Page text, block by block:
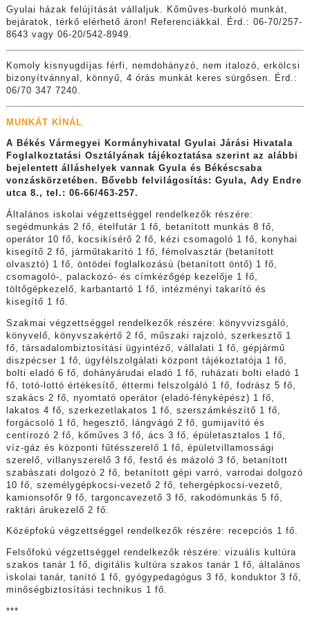
Gyulai házak felújítását vállaljuk. Kőműves-burkoló munkát,
bejáratok, térkő elérhető áron! Referenciákkal. Érd.: 06-70/257-
8643 vagy 06-20/542-8949.
Komoly kisnyugdíjas férfi, nemdohányzó, nem italozó, erkölcsi
bizonyítvánnyal, könnyű, 4 órás munkát keres sürgősen. Érd.:
06/70 347 7240.
MUNKÁT KÍNÁL
A Békés Vármegyei Kormányhivatal Gyulai Járási Hivatala
Foglalkoztatási Osztályának tájékoztatása szerint az alábbi
bejelentett álláshelyek vannak Gyula és Békéscsaba
vonzáskörzetében. Bővebb felvilágosítás: Gyula, Ady Endre
utca 8., tel.: 06-66/463-257.
Általános iskolai végzettséggel rendelkezők részére:
segédmunkás 2 fő, ételfutár 1 fő, betanított munkás 8 fő,
operátor 10 fő, kocsikísérő 2 fő, kézi csomagoló 1 fő, konyhai
kisegítő 2 fő, járműtakarító 1 fő, fémolvasztár (betanított
olvasztó) 1 fő, öntödei foglalkozású (betanított öntő) 1 fő,
csomagoló-, palackozó- és címkézőgép kezelője 1 fő,
töltőgépkezelő, karbantartó 1 fő, intézményi takarító és
kisegítő 1 fő.
Szakmai végzettséggel rendelkezők részére: könyvvizsgáló,
könyvelő, könyvszakértő 2 fő, műszaki rajzoló, szerkesztő 1
fő, társadalombiztosítási ügyintéző, vállalati 1 fő, gépjármű
diszpécser 1 fő, ügyfélszolgálati központ tájékoztatója 1 fő,
bolti eladó 6 fő, dohányárudai eladó 1 fő, ruházati bolti eladó 1
fő, totó-lottó értékesítő, éttermi felszolgáló 1 fő, fodrász 5 fő,
szakács 2 fő, nyomtató operátor (eladó-fényképész) 1 fő,
lakatos 4 fő, szerkezetlakatos 1 fő, szerszámkészítő 1 fő,
forgácsoló 1 fő, hegesztő, lángvágó 2 fő, gumijavító és
centírozó 2 fő, kőműves 3 fő, ács 3 fő, épületasztalos 1 fő,
víz-gáz és központi fűtésszerelő 1 fő, épületvillamossági
szerelő, villanyszerelő 3 fő, festő és mázoló 3 fő, betanított
szabászati dolgozó 2 fő, betanított gépi varró, varrodai dolgozó
10 fő, személygépkocsi-vezető 2 fő, tehergépkocsi-vezető,
kamionsofőr 9 fő, targoncavezető 3 fő, rakodómunkás 5 fő,
raktári árukezelő 2 fő.
Középfokú végzettséggel rendelkezők részére: recepciós 1 fő.
Felsőfokú végzettséggel rendelkezők részére: vizuális kultúra
szakos tanár 1 fő, digitális kultúra szakos tanár 1 fő, általános
iskolai tanár, tanító 1 fő, gyógypedagógus 3 fő, konduktor 3 fő,
minőségbiztosítási technikus 1 fő.
***